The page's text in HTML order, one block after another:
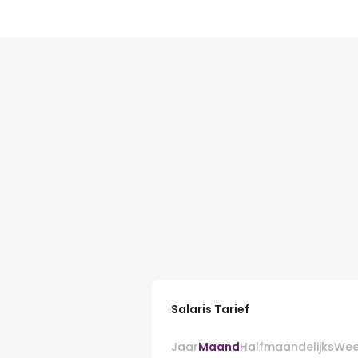
Salaris Tarief
JaarMaandHalfmaandelijks